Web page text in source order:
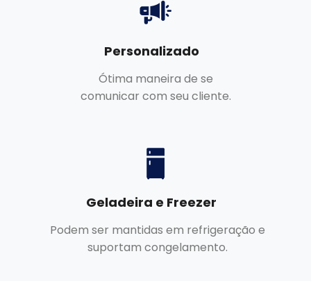
Personalizado
Ótima maneira de se
comunicar com seu cliente.
Geladeira e Freezer
Podem ser mantidas em refrigeração e
suportam congelamento.